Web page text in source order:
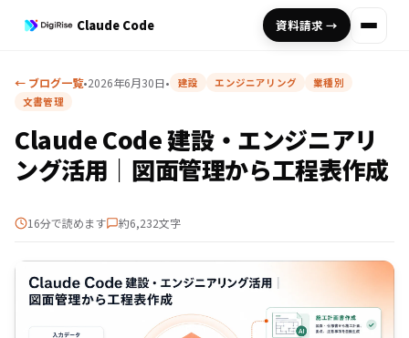
Claude Code 資料請求 →
← ブログ一覧•2026年6月30日• 建設 エンジニアリング
業種別
文書管理
Claude Code 建設・エンジニアリ
ング活用｜図面管理から工程表作成
16分で読めます 約6,232文字